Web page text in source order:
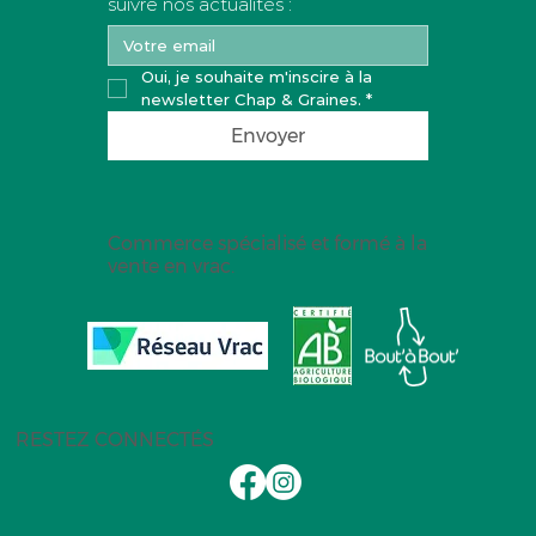
Oui, je souhaite m'inscire à la
newsletter Chap & Graines. *
Envoyer
RESTEZ CONNECTÉS
Commerce spécialisé et formé à la
vente en vrac.